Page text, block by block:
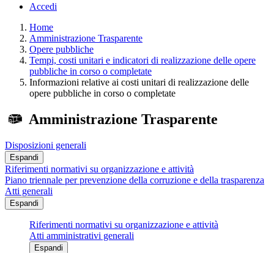
Accedi
Home
Amministrazione Trasparente
Opere pubbliche
Tempi, costi unitari e indicatori di realizzazione delle opere
pubbliche in corso o completate
Informazioni relative ai costi unitari di realizzazione delle
opere pubbliche in corso o completate
Amministrazione Trasparente
Disposizioni generali
Espandi
Riferimenti normativi su organizzazione e attività
Piano triennale per prevenzione della corruzione e della trasparenza
Atti generali
Espandi
Riferimenti normativi su organizzazione e attività
Atti amministrativi generali
Espandi